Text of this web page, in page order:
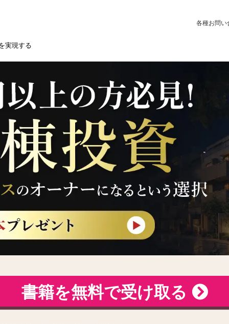
実現する
各種お問い
書籍を無料で受け取る